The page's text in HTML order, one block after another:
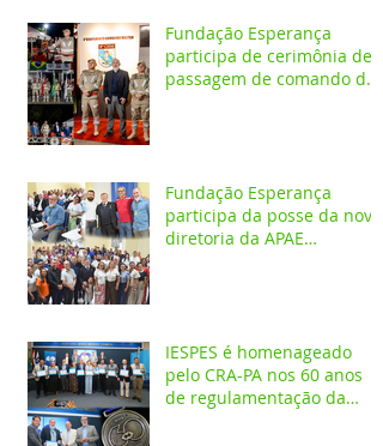
Fundação Esperança
participa de cerimônia de
passagem de comando do
Fundação Esperança
participa da posse da nova
diretoria da APAE
IESPES é homenageado
pelo CRA-PA nos 60 anos
de regulamentação da